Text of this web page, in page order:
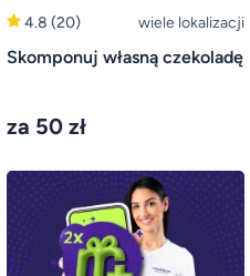
4.8 (20) wiele lokalizacji
Skomponuj własną czekoladę
za 50 zł